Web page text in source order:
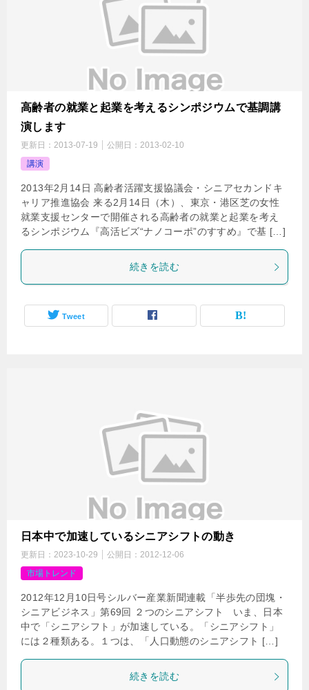
高齢者の就業と起業を考えるシンポジウムで基調講
演します
更新日： 2013-07-19 公開日： 2013-02-10
講演
2013年2月14日 高齢者活躍支援協議会・シニアセカンドキ
ャリア推進協会 来る2月14日（木）、東京・港区芝の女性
就業支援センターで開催される高齢者の就業と起業を考え
るシンポジウム『高活ビズ“ナノコーポ”のすすめ』で基 […]
続きを読む
Tweet
日本中で加速しているシニアシフトの動き
更新日： 2023-10-29 公開日： 2012-12-06
市場トレンド
2012年12月10日号シルバー産業新聞連載「半歩先の団塊・
シニアビジネス」第69回 ２つのシニアシフト いま、日本
中で「シニアシフト」が加速している。「シニアシフト」
には２種類ある。１つは、「人口動態のシニアシフト […]
続きを読む